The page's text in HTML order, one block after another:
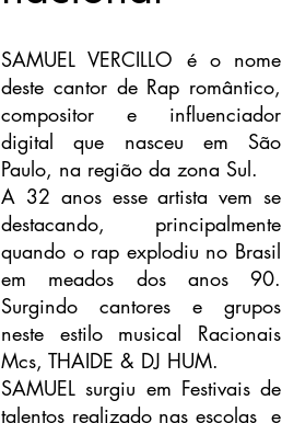
SAMUEL VERCILLO é o nome
deste cantor de Rap romântico,
compositor e influenciador
digital que nasceu em São
Paulo, na região da zona Sul.
A 32 anos esse artista vem se
destacando, principalmente
quando o rap explodiu no Brasil
em meados dos anos 90.
Surgindo cantores e grupos
neste estilo musical Racionais
Mcs, THAIDE & DJ HUM.
SAMUEL surgiu em Festivais de
talentos realizado nas escolas  e